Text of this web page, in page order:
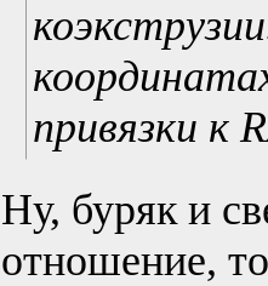
привязки к
Ну, буряк и
отношение,